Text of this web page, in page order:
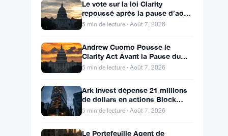
Le CLO de Ripple cite 67
crypto aux États-Unis pour faire
avancer la loi CLARITY
5 min de lecture · Août 7, 2026
Le vote sur la loi Clarity
par Thune
5 min de lecture · Août 7, 2026